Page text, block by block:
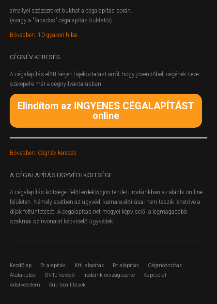
amellyel százezreket bukhat a cégalapítás során.
(avagy a "fapados" cégalapítás buktatói)
Bővebben: 10 gyakori hiba
CÉGNÉV KERESÉS
A cégalapítás előtt kérjen tájékoztatást arról, hogy jövendőbeli cégének neve
szerepel-e már a cégnyilvántarásban.
Elindítom az INGYENES CÉGALAPÍTÁST
online
Bővebben: Cégnév keresés
A CÉGALAPÍTÁS ÜGYVÉDI KÖLTSÉGE
A cégalapítás költségei felől érdeklődjön területi irodáinkban az alábbi on-line
felületen. Némely esetben az ügyvédi kamara előírásai nem teszik lehetővé a
díjak feltüntetését. A cegalapitas.net megyei képviselői a legmagasabb
szakmai színvonalat képviselő ügyvédek.
Kezdőlap Bt alapítás Kft. alapítás Rt alapítás
Cégmódosítás
Átalakulás
ÖVTJ kereső Irodáink országszerte
Kapcsolat
Adatvédelem
Süti beállítások